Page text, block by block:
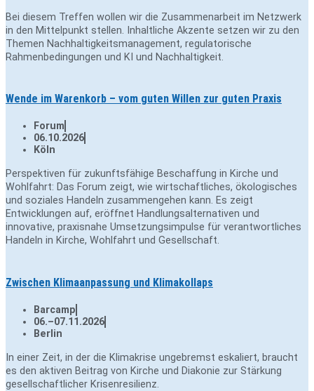
Bei diesem Treffen wollen wir die Zusammenarbeit im Netzwerk
in den Mittelpunkt stellen. Inhaltliche Akzente setzen wir zu den
Themen Nachhaltigkeitsmanagement, regulatorische
Rahmenbedingungen und KI und Nachhaltigkeit.
Wende im Warenkorb – vom guten Willen zur guten Praxis
Forum
06.10.2026
Köln
Perspektiven für zukunftsfähige Beschaffung in Kirche und
Wohlfahrt: Das Forum zeigt, wie wirtschaftliches, ökologisches
und soziales Handeln zusammengehen kann. Es zeigt
Entwicklungen auf, eröffnet Handlungsalternativen und
innovative, praxisnahe Umsetzungsimpulse für verantwortliches
Handeln in Kirche, Wohlfahrt und Gesellschaft.
Zwischen Klimaanpassung und Klimakollaps
Barcamp
06.–07.11.2026
Berlin
In einer Zeit, in der die Klimakrise ungebremst eskaliert, braucht
es den aktiven Beitrag von Kirche und Diakonie zur Stärkung
gesellschaftlicher Krisenresilienz.